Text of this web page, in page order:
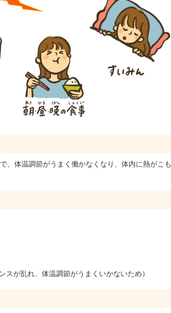
、体温調節がうまく働かなくなり、体内に熱がこも
が乱れ、体温調節がうまくいかないため）